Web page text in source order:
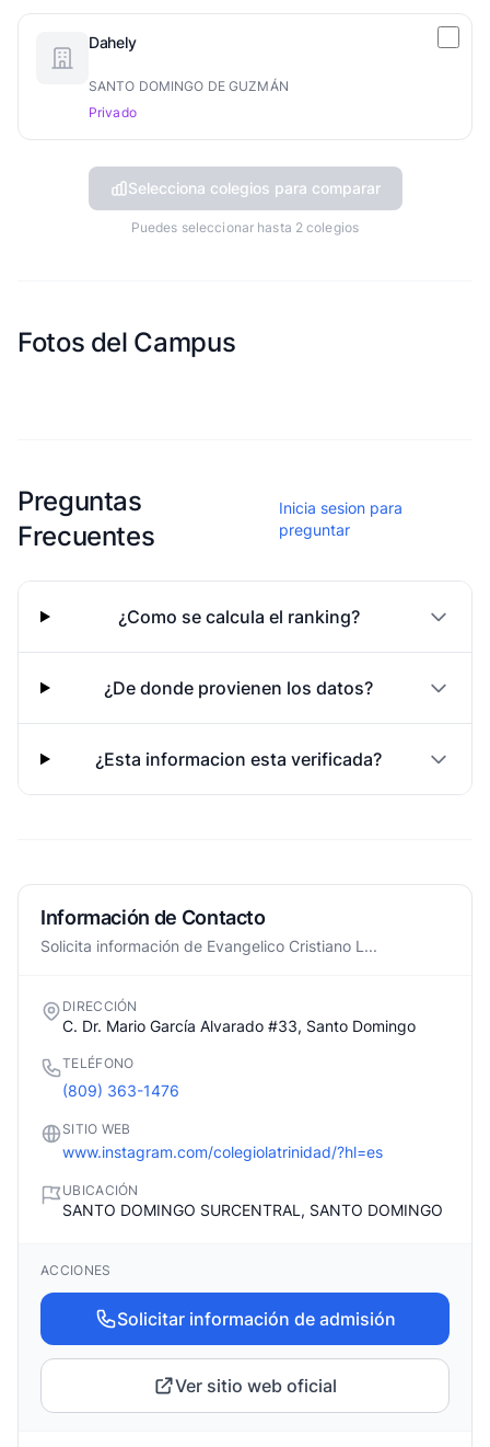
Dahely
SANTO DOMINGO DE GUZMÁN
Privado
Selecciona colegios para comparar
Puedes seleccionar hasta 2 colegios
Fotos del Campus
Preguntas
Frecuentes
Inicia sesion para
preguntar
¿Como se calcula el ranking?
¿De donde provienen los datos?
¿Esta informacion esta verificada?
Información de Contacto
Solicita información de Evangelico Cristiano L...
DIRECCIÓN
C. Dr. Mario García Alvarado #33, Santo Domingo
TELÉFONO
(809) 363-1476
SITIO WEB
www.instagram.com/colegiolatrinidad/?hl=es
UBICACIÓN
SANTO DOMINGO SURCENTRAL, SANTO DOMINGO
ACCIONES
Solicitar información de admisión
Ver sitio web oficial